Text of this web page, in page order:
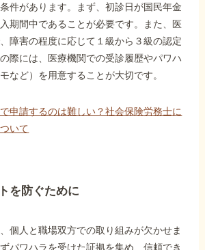
件があります。まず、初診日が国民年金
期間中であることが必要です。また、医
障害の程度に応じて１級から３級の認定
際には、医療機関での受診履歴やパワハ
など）を用意することが大切です。
申請するのは難しい？社会保険労務士に
いて
を防ぐために
個人と職場双方での取り組みが欠かせま
パワハラを受けた証拠を集め、信頼でき